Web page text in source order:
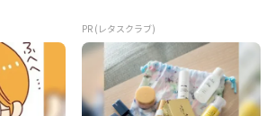
PR (レタスクラブ)